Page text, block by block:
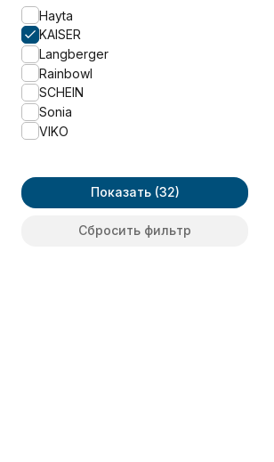
LEDRO
LONG
Lugano
OTEL
QUICK
S-5
SUPERIOR
Van Gog
Аксессуары
Hayta
KAISER
Langberger
Rainbowl
SCHEIN
Sonia
VIKO
Показать
Сбросить фильтр